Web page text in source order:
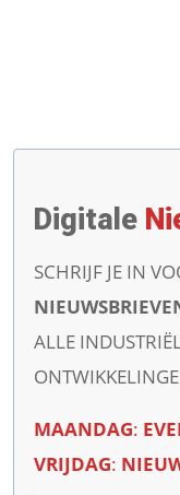
Digitale
SCHRIJF JE IN
ALLE
MAANDAG:
VRIJDAG: